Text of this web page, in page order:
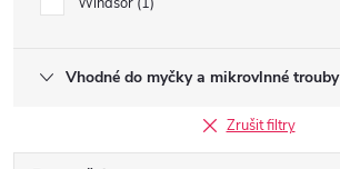
Vhodné do myčky a mikrovlnné trouby
Zrušit filtry